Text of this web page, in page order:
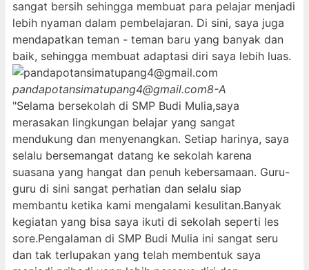
sangat bersih sehingga membuat para pelajar menjadi
lebih nyaman dalam pembelajaran. Di sini, saya juga
mendapatkan teman - teman baru yang banyak dan
baik, sehingga membuat adaptasi diri saya lebih luas.
pandapotansimatupang4@gmail.com8-A
"Selama bersekolah di SMP Budi Mulia,saya
merasakan lingkungan belajar yang sangat
mendukung dan menyenangkan. Setiap harinya, saya
selalu bersemangat datang ke sekolah karena
suasana yang hangat dan penuh kebersamaan. Guru-
guru di sini sangat perhatian dan selalu siap
membantu ketika kami mengalami kesulitan.Banyak
kegiatan yang bisa saya ikuti di sekolah seperti les
sore.Pengalaman di SMP Budi Mulia ini sangat seru
dan tak terlupakan yang telah membentuk saya